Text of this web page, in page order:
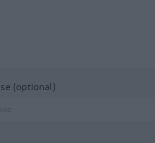
(optional)